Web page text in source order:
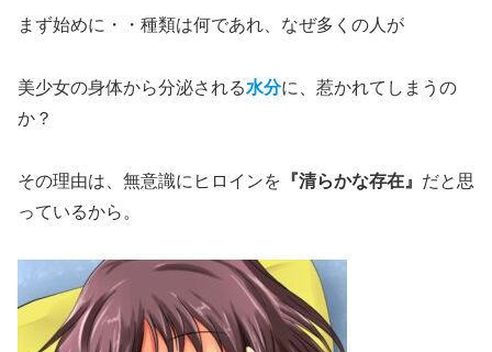
まず始めに・・種類は何であれ、なぜ多くの人が
美少女の身体から分泌される水分に、惹かれてしまうの
か？
その理由は、無意識にヒロインを 『清らかな存在』 だと思
っているから。